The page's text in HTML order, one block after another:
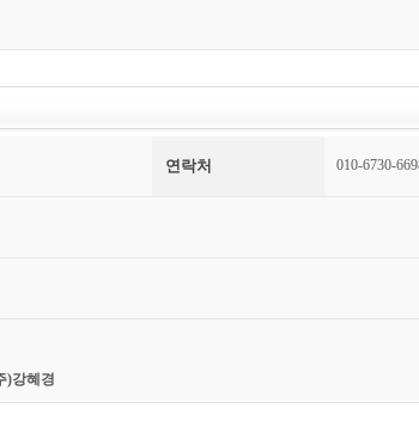
연락처 010-6730-
)강혜경